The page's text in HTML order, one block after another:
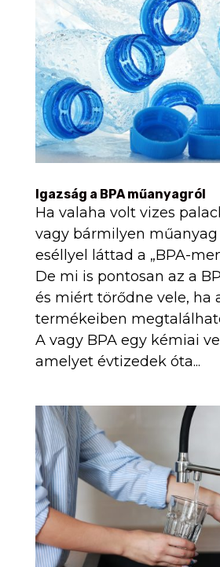
Igazság a BPA műanyagról
Ha valaha volt vizes
vagy bármilyen
eséllyel láttad a „BPA-
De mi is pontosan az a
és miért törődne vele, ha
termékeiben
A vagy BPA egy kémiai
amelyet évtizedek óta...